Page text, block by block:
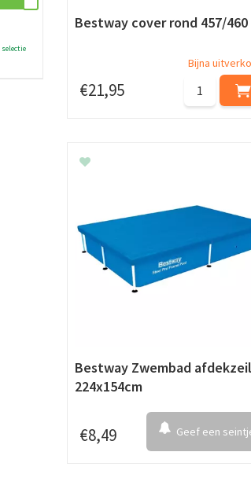
Bestway cover rond 457/460
€21,95
Bijna
Bestway Zwembad afdekzeil
224x154cm
€8,49 Geef een